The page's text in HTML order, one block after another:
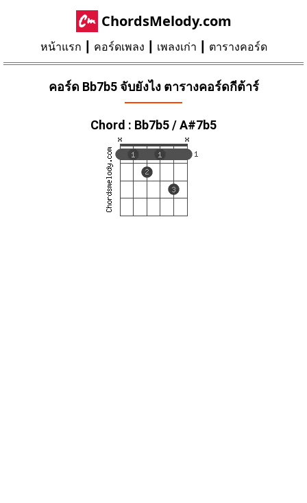
ChordsMelody.com
หน้าแรก คอร์ดเพลง เพลงเก่า ตารางคอร์ด
คอร์ด Bb7b5 จับยังไง ตารางคอร์ดกีต้าร์
Chord : Bb7b5 / A#7b5